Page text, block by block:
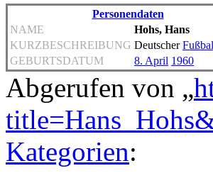
Personendaten
NAME
Hohs, Hans
KURZBESCHREIBUNG Deutscher
GEBURTSDATUM
8. April 1960
Abgerufen von „
Kategorien: